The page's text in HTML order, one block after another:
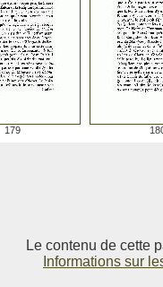
179
Le contenu de cette
Informations sur